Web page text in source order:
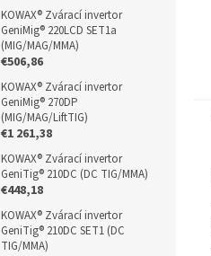
KOWAX® Zvárací invertor
GeniMig® 220LCD SET1a
(MIG/MAG/MMA)
€506,86
KOWAX® Zvárací invertor
GeniMig® 270DP
(MIG/MAG/LiftTIG)
€1 261,38
KOWAX® Zvárací invertor
GeniTig® 210DC (DC TIG/MMA)
€448,18
KOWAX® Zvárací invertor
GeniTig® 210DC SET1 (DC
TIG/MMA)